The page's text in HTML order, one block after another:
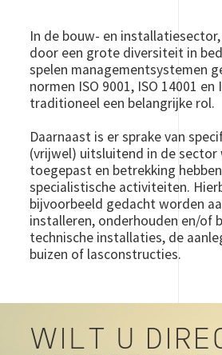
In de bouw- en
door een grote diversiteit in
spelen managementsystemen
normen ISO 9001, ISO 14001 en
traditioneel een belangrijke rol.
Daarnaast is er sprake van
(vrijwel) uitsluitend in de sector
toegepast en betrekking
specialistische activiteiten.
bijvoorbeeld gedacht worden
installeren, onderhouden en/of
technische installaties, de
buizen of lasconstructies.
WILT U